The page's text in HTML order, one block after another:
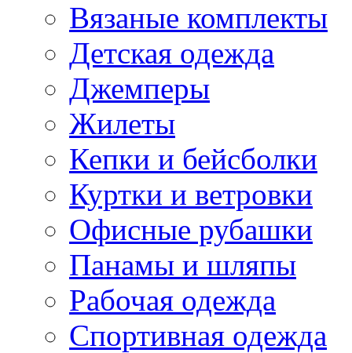
Вязаные комплекты
Детская одежда
Джемперы
Жилеты
Кепки и бейсболки
Куртки и ветровки
Офисные рубашки
Панамы и шляпы
Рабочая одежда
Спортивная одежда